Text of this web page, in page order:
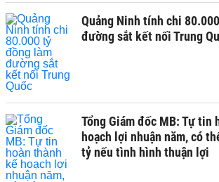
Quảng Ninh tính chi
đường sắt kết nối Trung
Tổng Giám đốc MB: Tự tin
hoạch lợi nhuận năm, có
tỷ nếu tình hình thuận lợi